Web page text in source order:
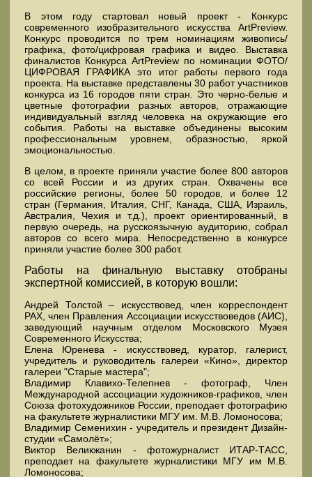
В этом году стартовал новый проект - Конкурс
современного изобразительного искусства ArtPreview.
Конкурс проводится по трем номинациям живопись/
графика, фото/цифровая графика и видео. Выставка
финалистов Конкурса ArtPreview по номинации ФОТО/
ЦИФРОВАЯ ГРАФИКА это итог работы первого года
проекта. На выставке представлены 30 работ участников
конкурса из 16 городов пяти стран. Это черно-белые и
цветные фотографии разных авторов, отражающие
индивидуальный взгляд человека на окружающие его
события. Работы на выставке объединены высоким
профессиональным уровнем, образностью, яркой
эмоциональностью.
В целом, в проекте приняли участие более 800 авторов
со всей России и из других стран. Охвачены все
российские регионы, более 50 городов, и более 12
стран (Германия, Италия, СНГ, Канада, США, Израиль,
Австралия, Чехия и т.д.), проект ориентированный, в
первую очередь, на русскоязычную аудиторию, собрал
авторов со всего мира. Непосредственно в конкурсе
приняли участие более 300 работ.
Работы на финальную выставку отобраны
экспертной комиссией, в которую вошли:
Андрей Толстой – искусствовед, член корреспондент
РАХ, член Правления Ассоциации искусствоведов (АИС),
заведующий научным отделом Московского Музея
Современного Искусства;
Елена Юренева - искусствовед, куратор, галерист,
учредитель и руководитель галереи «Кино», директор
галереи "Старые мастера";
Владимир Клавихо-Телепнев - фотограф, Член
Международной ассоциации художников-графиков, член
Союза фотохудожников России, преподает фотографию
на факультете журналистики МГУ им. М.В. Ломоносова;
Владимир Семенихин - учредитель и президент Дизайн-
студии «Самолёт»;
Виктор Великжанин - фотожурналист ИТАР-ТАСС,
преподает на факультете журналистики МГУ им М.В.
Ломоносова;